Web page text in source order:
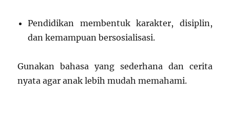
Pendidikan membentuk karakter, disiplin,
dan kemampuan bersosialisasi.
Gunakan bahasa yang sederhana dan cerita
nyata agar anak lebih mudah memahami.